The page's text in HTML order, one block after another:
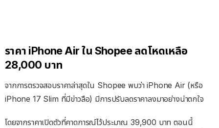
ราคา iPhone Air ใน Shopee ลดโหดเหลือ
28,000 บาท
จากการตรวจสอบราคาล่าสุดใน Shopee พบว่า iPhone Air (หรือ
iPhone 17 Slim ที่มีข่าวลือ) มีการปรับลดราคาลงมาอย่างน่าตกใจ
โดยจากราคาเปิดตัวที่คาดการณ์ไว้ประมาณ 39,900 บาท ตอนนี้